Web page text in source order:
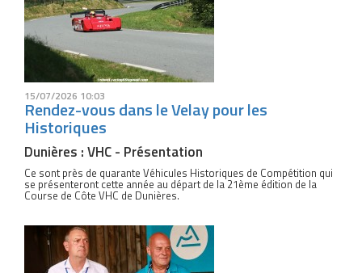
15/07/2026 10:03
Rendez-vous dans le Velay pour les
Historiques
Dunières : VHC - Présentation
Ce sont près de quarante Véhicules Historiques de Compétition qui
se présenteront cette année au départ de la 21ème édition de la
Course de Côte VHC de Dunières.